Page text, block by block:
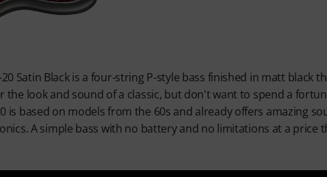
Satin Black is a four-string P-style bass finished in matt black
the look and sound of a classic, but don't want to spend a
is based on models from the 60s and already offers amazing
A simple bass with no battery and no limitations at a price